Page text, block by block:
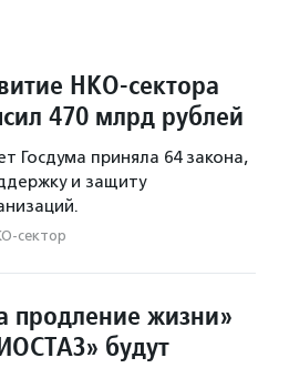
НКО-сектора
470 млрд рублей
Госдума приняла 64 закона,
и защиту
сектор
продление жизни»
будут